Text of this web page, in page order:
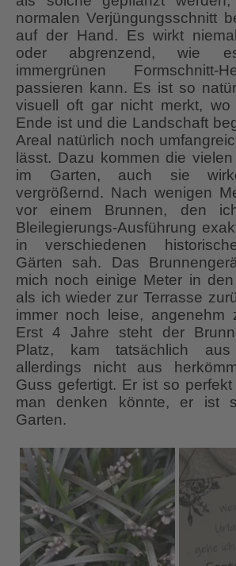
normalen Verjüngungsschnitt
auf der Hand. Es wirkt
oder abgrenzend, wie
immergrünen Formschnitt-
passieren kann. Es ist so
visuell oft gar nicht merkt, wo
Ende ist und die Landschaft
Areal natürlich noch
lässt. Dazu kommen die
im Garten, auch sie
vergrößernd. Nach wenigen
vor einem Brunnen, den
Bleilegierungs-Ausführung
in verschiedenen
Gärten sah. Das
mich noch einige Meter in
als ich wieder zur Terrasse
immer noch leise, angenehm
Erst 4 Jahre steht der
Platz, kam tatsächlich
allerdings nicht aus
Guss gefertigt. Er ist so
man denken könnte, er ist
Garten.